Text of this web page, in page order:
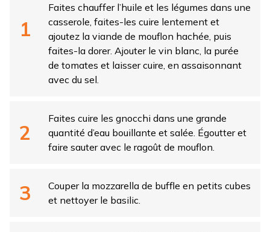
Faites chauffer l’huile et les légumes dans une
casserole, faites-les cuire lentement et
ajoutez la viande de mouflon hachée, puis
faites-la dorer. Ajouter le vin blanc, la purée
de tomates et laisser cuire, en assaisonnant
avec du sel.
Faites cuire les gnocchi dans une grande
quantité d’eau bouillante et salée. Égoutter et
faire sauter avec le ragoût de mouflon.
Couper la mozzarella de buffle en petits cubes
et nettoyer le basilic.